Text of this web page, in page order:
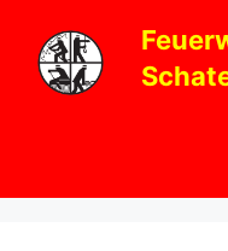
Inhalt
springen